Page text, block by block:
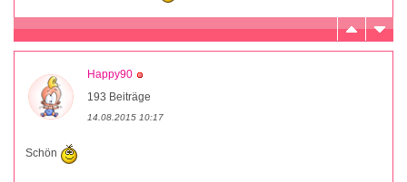
Happy90
193 Beiträge
14.08.2015 10:17
Schön